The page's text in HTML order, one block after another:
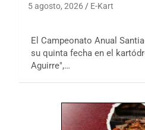
5 agosto, 2026 E-Kart
El Campeonato Anual
su quinta fecha en el
Aguirre",…